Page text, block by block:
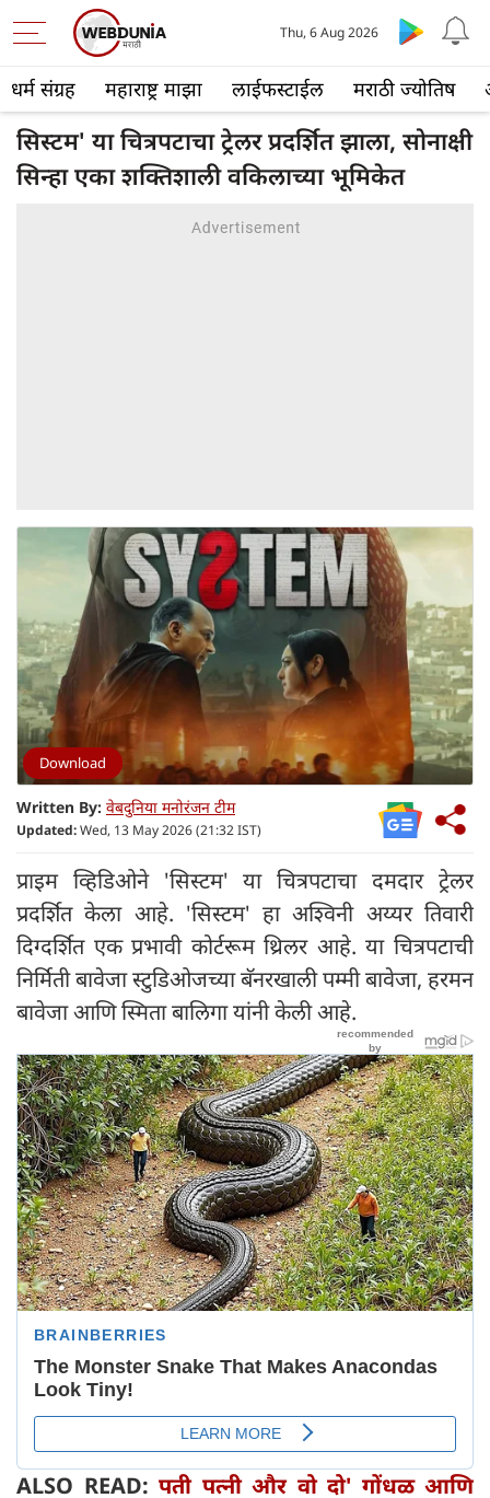
धर्म संग्रह महाराष्ट्र माझा लाईफस्टाईल मराठी ज्योतिष
Thu, 6 Aug 2026
सिस्टम' या चित्रपटाचा ट्रेलर प्रदर्शित झाला, सोनाक्षी
सिन्हा एका शक्तिशाली वकिलाच्या भूमिकेत
Download
Written By: वेबदुनिया मनोरंजन टीम
Updated:Wed, 13 May 2026 (21:32 IST)
प्राइम व्हिडिओने 'सिस्टम' या चित्रपटाचा दमदार ट्रेलर
प्रदर्शित केला आहे. 'सिस्टम' हा अश्विनी अय्यर तिवारी
दिग्दर्शित एक प्रभावी कोर्टरूम थ्रिलर आहे. या चित्रपटाची
निर्मिती बावेजा स्टुडिओजच्या बॅनरखाली पम्मी बावेजा, हरमन
बावेजा आणि स्मिता बालिगा यांनी केली आहे.
ALSO READ: पती पत्नी और वो दो' गोंधळ आणि